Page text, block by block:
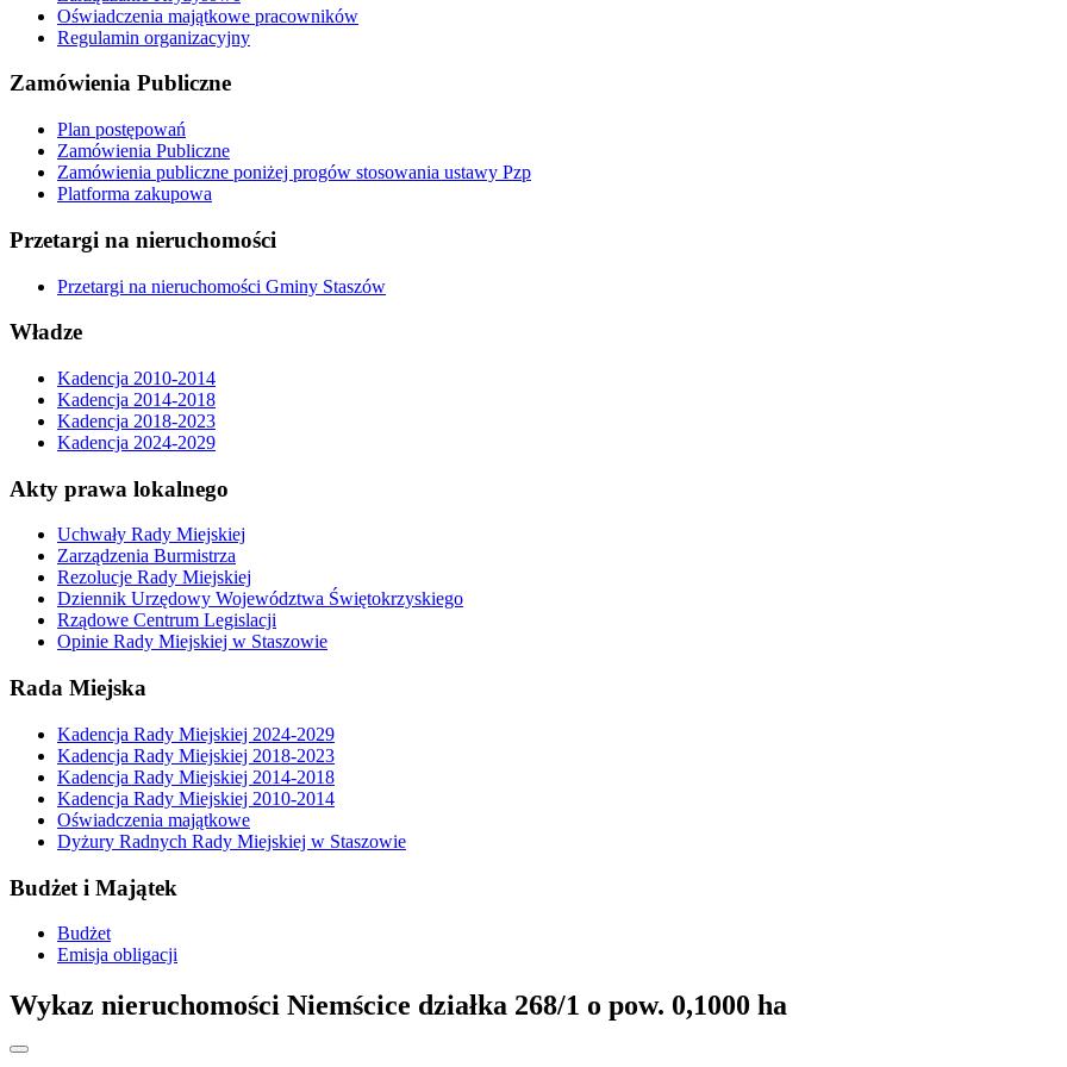
Oświadczenia majątkowe pracowników
Regulamin organizacyjny
Zamówienia Publiczne
Plan postępowań
Zamówienia Publiczne
Zamówienia publiczne poniżej progów stosowania ustawy Pzp
Platforma zakupowa
Przetargi na nieruchomości
Przetargi na nieruchomości Gminy Staszów
Władze
Kadencja 2010-2014
Kadencja 2014-2018
Kadencja 2018-2023
Kadencja 2024-2029
Akty prawa lokalnego
Uchwały Rady Miejskiej
Zarządzenia Burmistrza
Rezolucje Rady Miejskiej
Dziennik Urzędowy Województwa Świętokrzyskiego
Rządowe Centrum Legislacji
Opinie Rady Miejskiej w Staszowie
Rada Miejska
Kadencja Rady Miejskiej 2024-2029
Kadencja Rady Miejskiej 2018-2023
Kadencja Rady Miejskiej 2014-2018
Kadencja Rady Miejskiej 2010-2014
Oświadczenia majątkowe
Dyżury Radnych Rady Miejskiej w Staszowie
Budżet i Majątek
Budżet
Emisja obligacji
Wykaz nieruchomości Niemścice działka 268/1 o pow. 0,1000 ha